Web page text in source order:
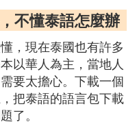
不懂泰語怎麼辦
，現在泰國也有許多
以華人為主，當地人
要太擔心。下載一個
把泰語的語言包下載
了。